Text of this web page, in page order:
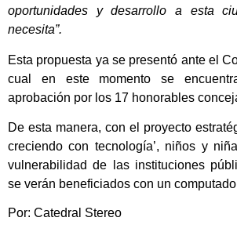
oportunidades y desarrollo a esta
necesita”.
Esta propuesta ya se presentó ante el
cual en este momento se
aprobación por los 17 honorables
De esta manera, con el proyecto
creciendo con tecnología’, niños y
vulnerabilidad de las instituciones
se verán beneficiados con un
Por: Catedral Stereo